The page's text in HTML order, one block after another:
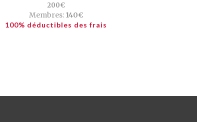
200€
Membres:140€
100% déductibles des frais